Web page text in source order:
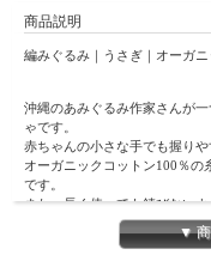
商品説明
編みぐるみ｜うさぎ｜オーガ
沖縄のあみぐるみ作家さんが
ゃです。
赤ちゃんの小さな手でも握り
オーガニックコットン100％の
です。
また、長く使っても錆びない
安心素材なので赤ちゃんのフ
▼ 商